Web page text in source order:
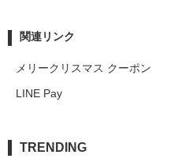
関連リンク
メリークリスマス クーポン
LINE Pay
TRENDING